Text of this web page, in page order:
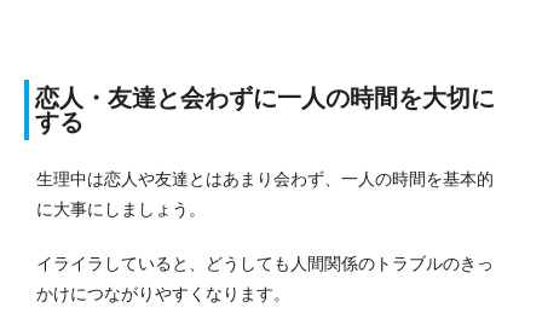
恋人・友達と会わずに一人の時間を大切に
する
生理中は恋人や友達とはあまり会わず、一人の時間を基本的
に大事にしましょう。
イライラしていると、どうしても人間関係のトラブルのきっ
かけにつながりやすくなります。